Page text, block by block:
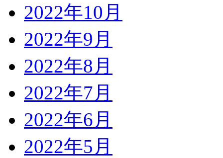
2022年10月
2022年9月
2022年8月
2022年7月
2022年6月
2022年5月